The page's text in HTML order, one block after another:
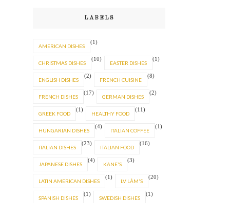
LABELS
AMERICAN DISHES
(1)
CHRISTMAS DISHES
(10)
EASTER DISHES
(1)
ENGLISH DISHES
(2)
FRENCH CUISINE
(8)
FRENCH DISHES
(17)
GERMAN DISHES
(2)
GREEK FOOD
(1)
HEALTHY FOOD
(11)
HUNGARIAN DISHES
(4)
ITALIAN COFFEE
(1)
ITALIAN DISHES
(23)
ITALIAN FOOD
(16)
JAPANESE DISHES
(4)
KANE'S
(3)
LATIN AMERICAN DISHES
(1)
LV LÂM'S
(20)
SPANISH DISHES
(1)
SWEDISH DISHES
(1)